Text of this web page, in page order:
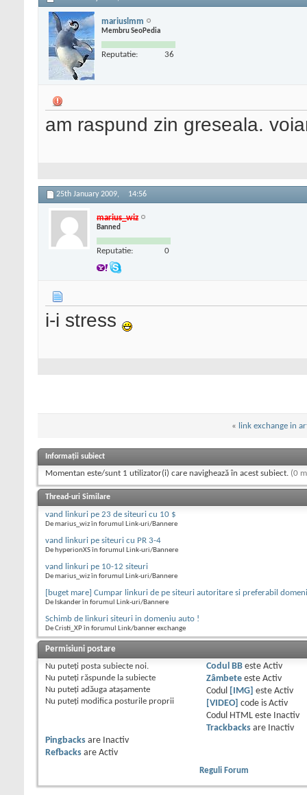
mariuslmm
Membru SeoPedia
Reputatie: 36
am raspund zin greseala.
25th January 2009, 14:56
marius_wiz
Banned
Reputatie: 0
i-i stress
« link exchange in
Informații subiect
Momentan este/sunt 1 utilizator(i) care navighează în acest subiect. (0
Thread-uri Similare
vand linkuri pe 23 de siteuri cu 10 $
De marius_wiz în forumul Link-uri/Bannere
vand linkuri pe siteuri cu PR 3-4
De hyperionXS în forumul Link-uri/Bannere
vand linkuri pe 10-12 siteuri
De marius_wiz în forumul Link-uri/Bannere
[buget mare] Cumpar linkuri de pe siteuri autoritare si preferabil
De Iskander în forumul Link-uri/Bannere
Schimb de linkuri siteuri in domeniu auto !
De Cristi_XP în forumul Link/banner exchange
Permisiuni postare
Nu puteţi posta subiecte noi.
Nu puteţi răspunde la subiecte
Nu puteţi adăuga ataşamente
Nu puteţi modifica posturile proprii
Codul BBeste Activ
Zâmbeteeste Activ
Codul
[IMG] este Activ
[VIDEO]
code is Activ
Codul HTML este
Inactiv
Trackbacksare
Inactiv
Pingbacks are
Inactiv
Refbacks are Activ
Reguli Forum